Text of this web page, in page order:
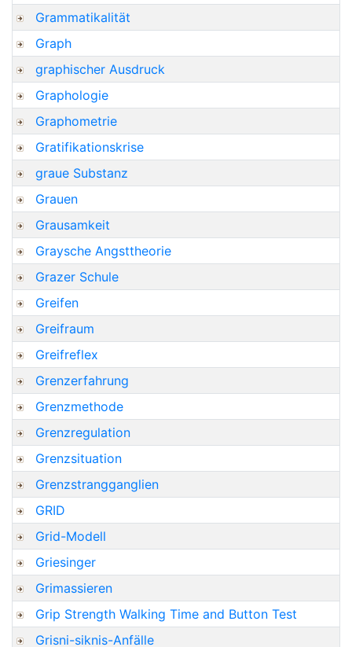
Grammatikalität
Graph
graphischer Ausdruck
Graphologie
Graphometrie
Gratifikationskrise
graue Substanz
Grauen
Grausamkeit
Graysche Angsttheorie
Grazer Schule
Greifen
Greifraum
Greifreflex
Grenzerfahrung
Grenzmethode
Grenzregulation
Grenzsituation
Grenzstrangganglien
GRID
Grid-Modell
Griesinger
Grimassieren
Grip Strength Walking Time and Button Test
Grisni-siknis-Anfälle